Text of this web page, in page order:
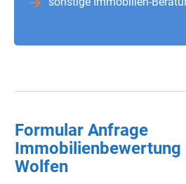
Formular Anfrage
Wolfen